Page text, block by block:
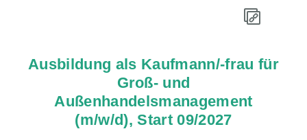
Ausbildung als Kaufmann/-frau für
Groß- und
Außenhandelsmanagement
(m/w/d), Start 09/2027